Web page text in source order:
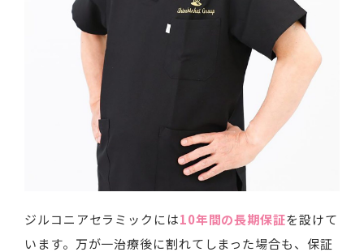
ジルコニアセラミックには10年間の長期保証を設けて
います。万が一治療後に割れてしまった場合も、保証